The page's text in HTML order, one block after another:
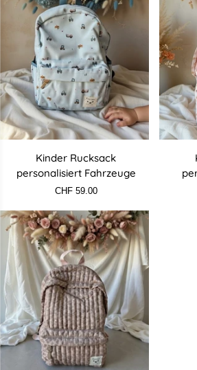
personalisiert
Kinder Rucksack
personalisiert Fahrzeuge
CHF 59.00